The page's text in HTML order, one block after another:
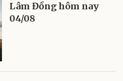
Lâm Đồng hôm nay
04/08